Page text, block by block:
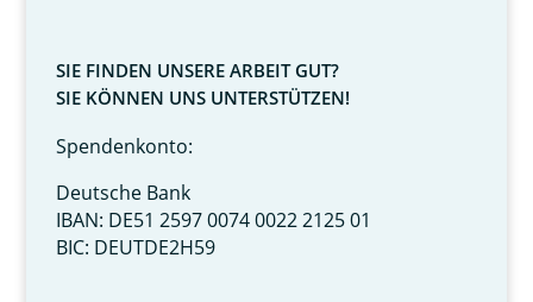
SIE FINDEN UNSERE ARBEIT GUT?
SIE KÖNNEN UNS UNTERSTÜTZEN!
Spendenkonto:
Deutsche Bank
IBAN: DE51 2597 0074 0022 2125 01
BIC: DEUTDE2H59